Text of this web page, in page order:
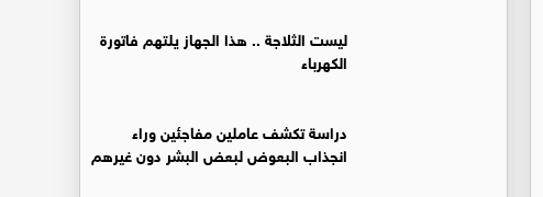
ليست الثلاجة .. هذا الجهاز يلتهم فاتورة
الكهرباء
دراسة تكشف عاملين مفاجئين وراء
انجذاب البعوض لبعض البشر دون غيرهم